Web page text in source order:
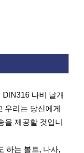
나비 날개
우리는 당신에게
을 제공할 것입니
하는 볼트, 나사,